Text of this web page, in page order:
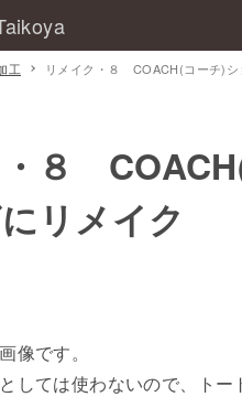
工 リメイク・８ COACH(コーチ)シ
８
リメイク
像です。
しては使わないので、トー